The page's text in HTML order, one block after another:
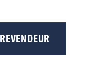
REVENDEUR